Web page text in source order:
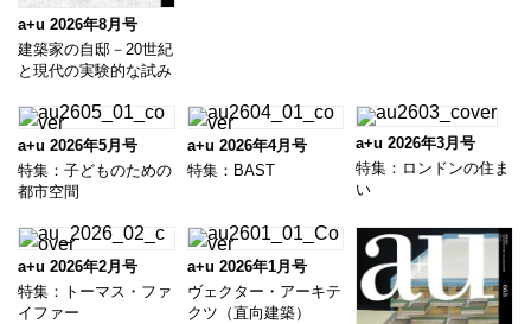
a+u 2026年8月号
建築家の自邸－20世紀
と現代の実験的な試み
a+u 2026年5月号
特集：子どものための
都市空間
a+u 2026年4月号
特集：BAST
a+u 2026年3月号
特集：ロンドンの住ま
い
a+u 2026年2月号
特集：トーマス・ファ
イファー
a+u 2026年1月号
ヴェクター・アーキテ
クツ（直向建築）